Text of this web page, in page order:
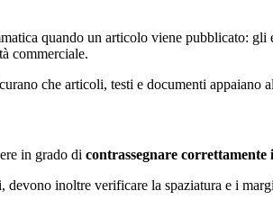
quando un articolo viene pubblicato:
commerciale.
che articoli, testi e documenti appaiano
in grado di contrassegnare correttamente
inoltre verificare la spaziatura e i